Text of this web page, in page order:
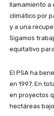
llamamiento a
climático por
y a una
Sigamos
equitativo
El PSA ha
en 1997. En
en proyectos
hectáreas